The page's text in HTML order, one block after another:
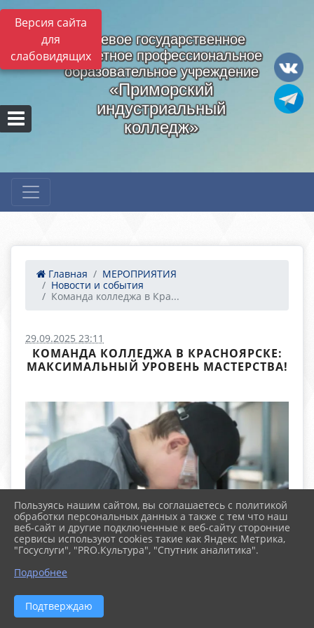
Версия сайта
для
слабовидящих
Краевое государственное
бюджетное профессиональное
образовательное учреждение
«Приморский
индустриальный
колледж»
Главная
МЕРОПРИЯТИЯ
Новости и события
Команда колледжа в Кра...
29.09.2025 23:11
КОМАНДА КОЛЛЕДЖА В КРАСНОЯРСКЕ:
МАКСИМАЛЬНЫЙ УРОВЕНЬ МАСТЕРСТВА!
Пользуясь нашим сайтом, вы соглашаетесь с политикой
обработки персональных данных а также с тем что наш
веб-сайт и другие подключенные к веб-сайту сторонние
сервисы используют cookies такие как Яндекс Метрика,
"Госуслуги", "PRO.Культура", "Спутник аналитика".
Подробнее
Подтверждаю